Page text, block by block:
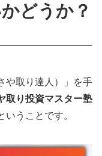
どうか？
や取り達人）」を手
取り投資マスター塾
うことです。